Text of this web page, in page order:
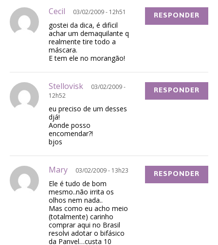
Cecil 03/02/2009 - 12h51
gostei da dica, é dificil
achar um demaquilante q
realmente tire todo a
máscara.
E tem ele no morangão!
RESPONDER
Stellovisk
03/02/2009 -
12h52
eu preciso de um desses
djá!
Aonde posso
encomendar?!
bjos
RESPONDER
Mary 03/02/2009 - 13h23
Ele é tudo de bom
mesmo..não irrita os
olhos nem nada..
Mas como eu acho meio
(totalmente) carinho
comprar aqui no Brasil
resolvi adotar o bifásico
da Panvel…custa 10
RESPONDER